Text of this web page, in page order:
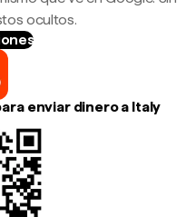
ocultos.
enviar dinero a Italy